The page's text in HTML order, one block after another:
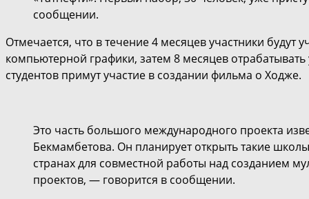
сообщении.
Отмечается, что в течение 4 месяцев участники будут
компьютерной графики, затем 8 месяцев
студентов примут участие в создании фильма о Ходже.
Это часть большого международного проекта
Бекмамбетова. Он планирует открыть такие
странах для совместной работы над созданием
проектов, — говорится в сообщении.